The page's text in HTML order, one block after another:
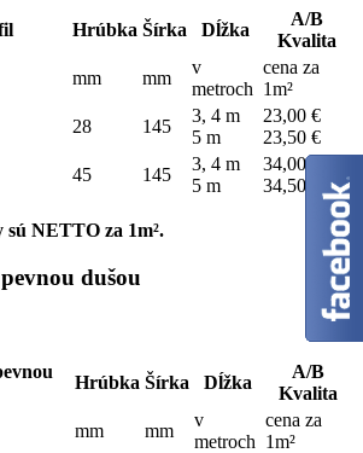
Hrúbka Šírka Dĺžka
A/B
Kvalita
mm mm
v
metroch
cena za
1m²
28 145
3, 4 m
5 m
23,00 €
23,50 €
45 145
3, 4 m
5 m
34,00 €
34,50 €
sú NETTO za 1m².
dušou
Hrúbka Šírka Dĺžka
A/B
Kvalita
mm mm
v
metroch
cena za
1m²